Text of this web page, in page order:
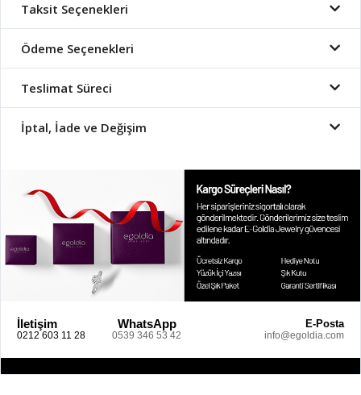
Taksit Seçenekleri
Ödeme Seçenekleri
Teslimat Süreci
İptal, İade ve Değişim
İletişim
0212 603 11 28
WhatsApp
0539 346 53 42
E-Posta
info@egoldia.com